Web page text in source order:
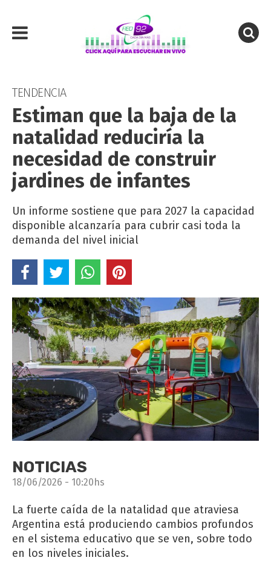
TENDENCIA
Estiman que la baja de la
natalidad reduciría la
necesidad de construir
jardines de infantes
Un informe sostiene que para 2027 la capacidad
disponible alcanzaría para cubrir casi toda la
demanda del nivel inicial
NOTICIAS
18/06/2026 - 10:20hs
La fuerte caída de la natalidad que atraviesa
Argentina está produciendo cambios profundos
en el sistema educativo que se ven, sobre todo
en los niveles iniciales.